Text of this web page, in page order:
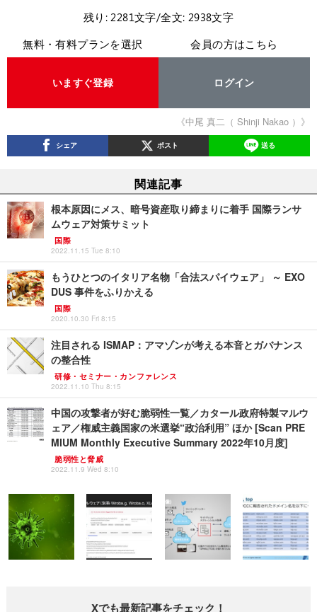
残り: 2281文字/全文: 2938文字
無料・有料プランを選択
いますぐ登録
会員の方はこちら
ログイン
《中尾 真二（ Shinji Nakao ）》
シェア ポスト 送る
関連記事
根本原因にメス、暗号資産取り締まりに着手 国際ランサ
ムウェア対策サミット
国際
2022.11.15 Tue 8:10
もうひとつのイタリア名物「合法スパイウェア」 ～ EXO
DUS 事件をふりかえる
国際
2020.10.30 Fri 8:15
注目される ISMAP：アマゾンが考える本音とガバナンス
の整合性
研修・セミナー・カンファレンス
2022.11.10 Thu 8:15
中国の攻撃者が好む脆弱性一覧／カタール政府特製マルウ
ェア／権威主義国家の米選挙“政治利用” ほか [Scan PRE
MIUM Monthly Executive Summary 2022年10月度]
脆弱性と脅威
2022.11.9 Wed 8:10
Xでも最新記事をチェック！